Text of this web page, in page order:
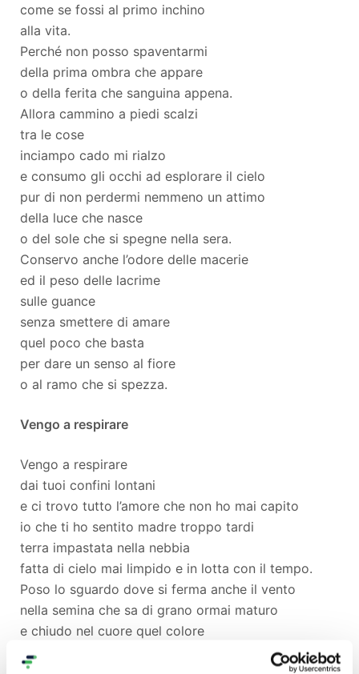
come se fossi al primo inchino
alla vita.
Perché non posso spaventarmi
della prima ombra che appare
o della ferita che sanguina appena.
Allora cammino a piedi scalzi
tra le cose
inciampo cado mi rialzo
e consumo gli occhi ad esplorare il cielo
pur di non perdermi nemmeno un attimo
della luce che nasce
o del sole che si spegne nella sera.
Conservo anche l’odore delle macerie
ed il peso delle lacrime
sulle guance
senza smettere di amare
quel poco che basta
per dare un senso al fiore
o al ramo che si spezza.
Vengo a respirare
Vengo a respirare
dai tuoi confini lontani
e ci trovo tutto l’amore che non ho mai capito
io che ti ho sentito madre troppo tardi
terra impastata nella nebbia
fatta di cielo mai limpido e in lotta con il tempo.
Poso lo sguardo dove si ferma anche il vento
nella semina che sa di grano ormai maturo
e chiudo nel cuore quel colore
che ha l’odore del pane e delle stanze di casa.